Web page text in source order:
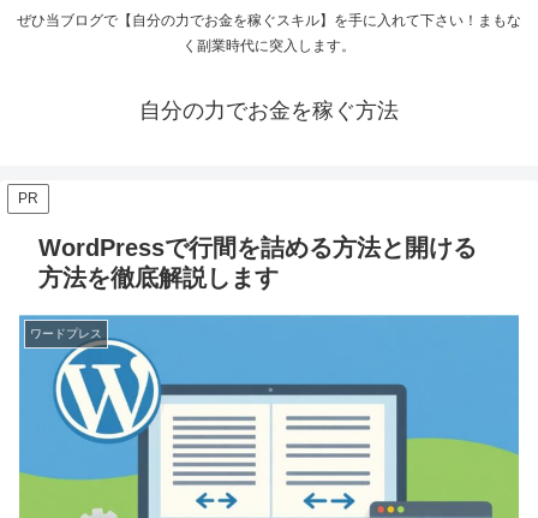
ぜひ当ブログで【自分の力でお金を稼ぐスキル】を手に入れて下さい！まもな
く副業時代に突入します。
自分の力でお金を稼ぐ方法
PR
WordPressで行間を詰める方法と開ける
方法を徹底解説します
ワードプレス